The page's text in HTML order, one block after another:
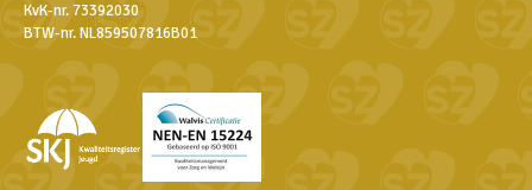
KvK-nr. 73392030
BTW-nr. NL859507816B01